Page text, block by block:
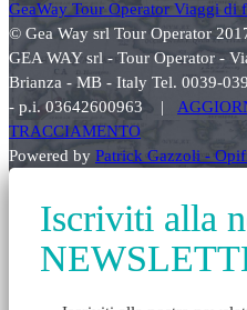
© Gea Way srl Tour Operator
GEA WAY srl - Tour Operator -
Brianza - MB - Italy Tel. 0039-
- p.i. 03642600963 |
TRACCIAMENTO
Powered by Patrick Gazzoli -
Iscriviti alla